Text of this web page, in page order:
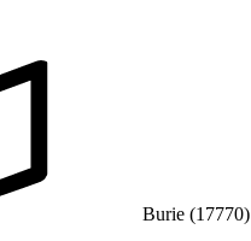
Burie (17770)